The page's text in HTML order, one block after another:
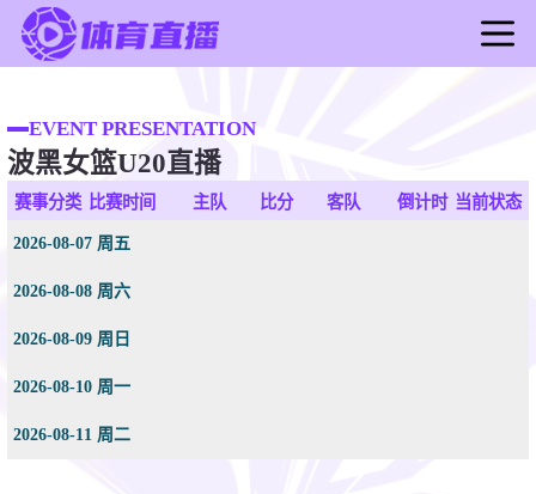
足球直播
篮球直播
足球录像
篮球新闻
EVENT PRESENTATION
波黑女篮U20直播
赛事分类 比赛时间 主队 比分 客队 倒计时 当前状态
2026-08-07 周五
2026-08-08 周六
2026-08-09 周日
2026-08-10 周一
2026-08-11 周二